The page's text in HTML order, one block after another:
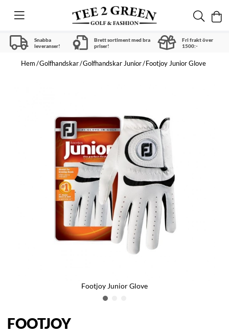
Snabba
leveranser!
Brett sortiment med bra
priser!
Fri frakt över
1500:-
Hem Golfhandskar Golfhandskar Junior Footjoy Junior Glove
Footjoy Junior Glove
FOOTJOY